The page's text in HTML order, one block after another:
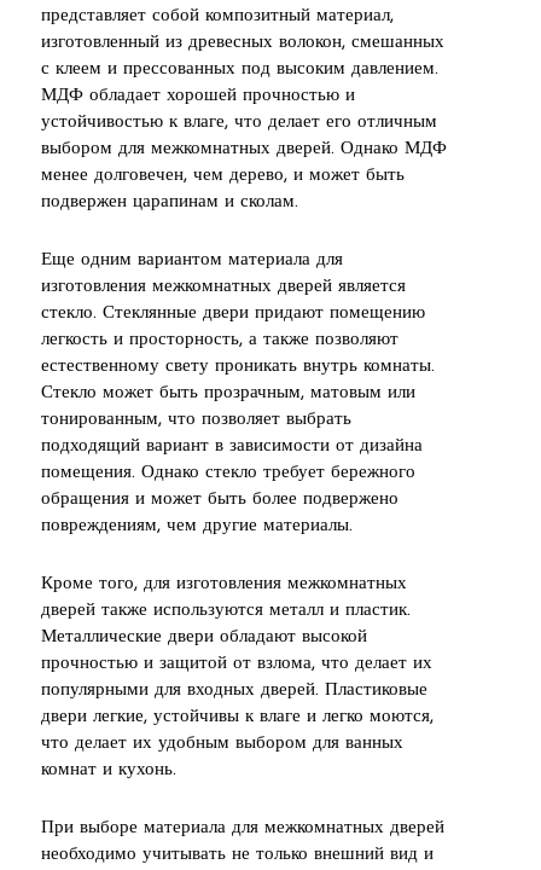
представляет собой композитный материал,
изготовленный из древесных волокон, смешанных
с клеем и прессованных под высоким давлением.
МДФ обладает хорошей прочностью и
устойчивостью к влаге, что делает его отличным
выбором для межкомнатных дверей. Однако МДФ
менее долговечен, чем дерево, и может быть
подвержен царапинам и сколам.
Еще одним вариантом материала для
изготовления межкомнатных дверей является
стекло. Стеклянные двери придают помещению
легкость и просторность, а также позволяют
естественному свету проникать внутрь комнаты.
Стекло может быть прозрачным, матовым или
тонированным, что позволяет выбрать
подходящий вариант в зависимости от дизайна
помещения. Однако стекло требует бережного
обращения и может быть более подвержено
повреждениям, чем другие материалы.
Кроме того, для изготовления межкомнатных
дверей также используются металл и пластик.
Металлические двери обладают высокой
прочностью и защитой от взлома, что делает их
популярными для входных дверей. Пластиковые
двери легкие, устойчивы к влаге и легко моются,
что делает их удобным выбором для ванных
комнат и кухонь.
При выборе материала для межкомнатных дверей
необходимо учитывать не только внешний вид и